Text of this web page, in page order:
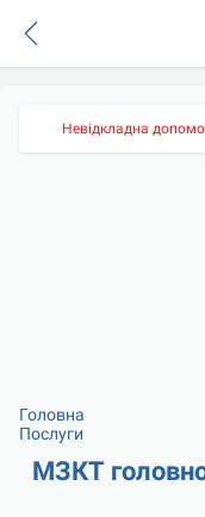
Невідкладна
Головна
Послуги
МЗКТ